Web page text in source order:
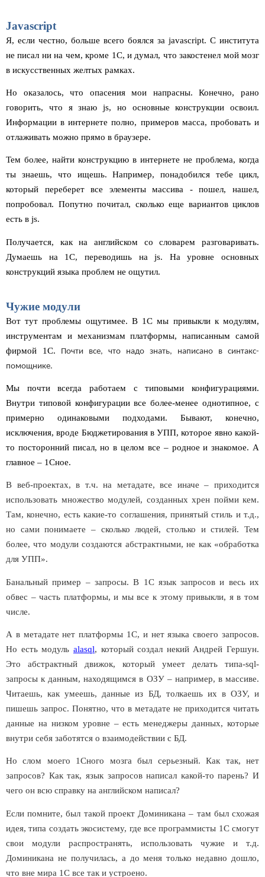
Javascript
Я, если честно, больше всего боялся за javascript. С института
не писал ни на чем, кроме 1С, и думал, что закостенел мой мозг
в искусственных желтых рамках.
Но оказалось, что опасения мои напрасны. Конечно, рано
говорить, что я знаю js, но основные конструкции освоил.
Информации в интернете полно, примеров масса, пробовать и
отлаживать можно прямо в браузере.
Тем более, найти конструкцию в интернете не проблема, когда
ты знаешь, что ищешь. Например, понадобился тебе цикл,
который переберет все элементы массива - пошел, нашел,
попробовал. Попутно почитал, сколько еще вариантов циклов
есть в js.
Получается, как на английском со словарем разговаривать.
Думаешь на 1С, переводишь на js. На уровне основных
конструкций языка проблем не ощутил.
Чужие модули
Вот тут проблемы ощутимее. В 1С мы привыкли к модулям,
инструментам и механизмам платформы, написанным самой
фирмой 1С. Почти все, что надо знать, написано в синтакс-
помощнике.
Мы почти всегда работаем с типовыми конфигурациями.
Внутри типовой конфигурации все более-менее однотипное, с
примерно одинаковыми подходами. Бывают, конечно,
исключения, вроде Бюджетирования в УПП, которое явно какой-
то посторонний писал, но в целом все – родное и знакомое. А
главное – 1Сное.
В веб-проектах, в т.ч. на метадате, все иначе – приходится
использовать множество модулей, созданных хрен пойми кем.
Там, конечно, есть какие-то соглашения, принятый стиль и т.д.,
но сами понимаете – сколько людей, столько и стилей. Тем
более, что модули создаются абстрактными, не как «обработка
для УПП».
Банальный пример – запросы. В 1С язык запросов и весь их
обвес – часть платформы, и мы все к этому привыкли, я в том
числе.
А в метадате нет платформы 1С, и нет языка своего запросов.
Но есть модуль alasql, который создал некий Андрей Гершун.
Это абстрактный движок, который умеет делать типа-sql-
запросы к данным, находящимся в ОЗУ – например, в массиве.
Читаешь, как умеешь, данные из БД, толкаешь их в ОЗУ, и
пишешь запрос. Понятно, что в метадате не приходится читать
данные на низком уровне – есть менеджеры данных, которые
внутри себя заботятся о взаимодействии с БД.
Но слом моего 1Сного мозга был серьезный. Как так, нет
запросов? Как так, язык запросов написал какой-то парень? И
чего он всю справку на английском написал?
Если помните, был такой проект Доминикана – там был схожая
идея, типа создать экосистему, где все программисты 1С смогут
свои модули распространять, использовать чужие и т.д.
Доминикана не получилась, а до меня только недавно дошло,
что вне мира 1С все так и устроено.